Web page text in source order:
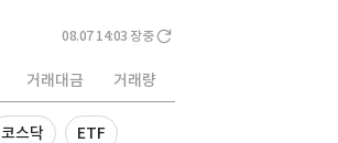
08.07 14:03 장중
거래대금 거래량
코스닥 ETF